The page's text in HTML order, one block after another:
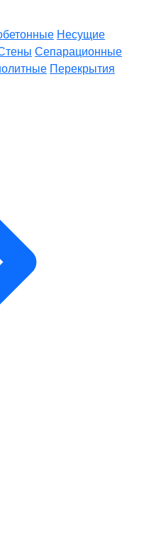
Несущие
Сепарационные
Перекрытия